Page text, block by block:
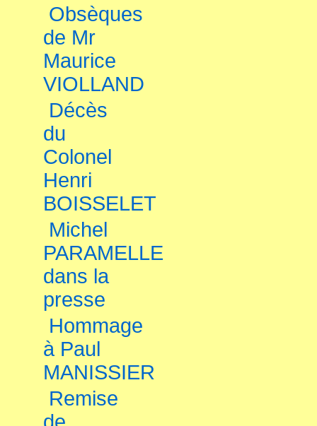
Obsèques
de Mr
Maurice
VIOLLAND
Décès
du
Colonel
Henri
BOISSELET
Michel
PARAMELLE
dans la
presse
Hommage
à Paul
MANISSIER
Remise